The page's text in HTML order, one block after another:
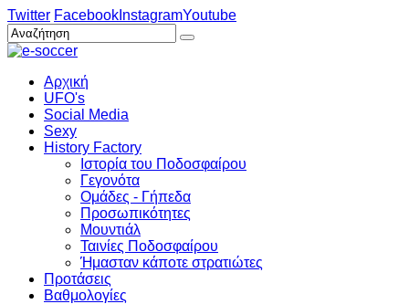
Twitter Facebook InstagramYoutube
Αρχική
UFO's
Social Media
Sexy
History Factory
Ιστορία του Ποδοσφαίρου
Γεγονότα
Ομάδες - Γήπεδα
Προσωπικότητες
Μουντιάλ
Ταινίες Ποδοσφαίρου
Ήμασταν κάποτε στρατιώτες
Προτάσεις
Βαθμολογίες